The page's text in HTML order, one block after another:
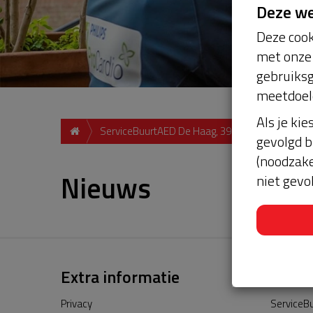
ServiceBuurtAED De Haag, 3993 AV, Houten
Nieuws
Extra informatie
Privacy
Deze
Deze
met
Als je
gevolgd
niet